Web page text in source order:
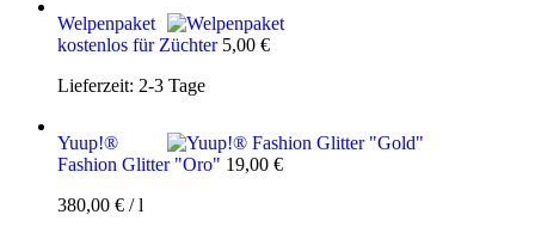
Welpenpaket
kostenlos für Züchter 5,00 €
Lieferzeit: 2-3 Tage
Yuup!®
Fashion Glitter "Oro" 19,00 €
380,00 € /l